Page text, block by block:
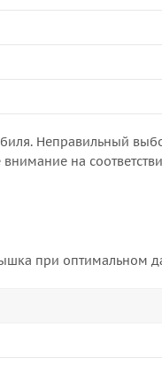
Неправильный
на
при оптимальном